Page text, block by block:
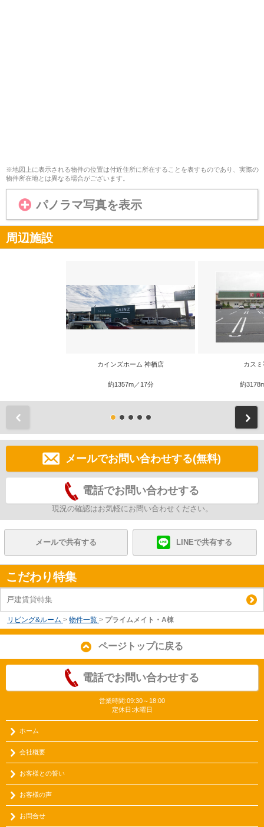
※地図上に表示される物件の位置は付近住所に所在することを表すものであり、実際の
物件所在地とは異なる場合がございます。
パノラマ写真を表示
周辺施設
カインズホーム 神栖店
約1357m／17分
カス
約
メールでお問い合わせする(無料)
電話でお問い合わせする
現況の確認はお気軽にお問い合わせください。
メールで共有する LINEで共有する
こだわり特集
戸建賃貸特集
リビング&ルーム > 物件一覧 > プライムメイト・A棟
ページトップに戻る
電話でお問い合わせする
営業時間:09:30～18:00
定休日:水曜日
ホーム
会社概要
お客様との誓い
お客様の声
お問合せ